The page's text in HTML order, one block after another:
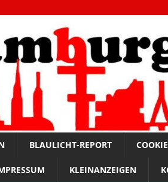
BLAULICHT-REPORT
KLEINANZEIGEN